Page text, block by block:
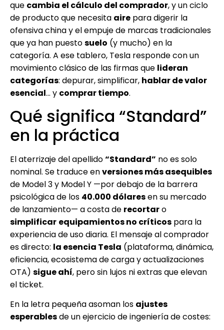
que cambia el cálculo del comprador, y un ciclo
de producto que necesita aire para digerir la
ofensiva china y el empuje de marcas tradicionales
que ya han puestosuelo (y mucho) en la
categoría. A ese tablero, Tesla responde con un
movimiento clásico de las firmas que lideran
categorías: depurar, simplificar, hablar de valor
esencial… y comprar tiempo.
Qué significa “Standard”
en la práctica
El aterrizaje del apellido“Standard” no es solo
nominal. Se traduce enversiones más asequibles
de Model 3 y Model Y —por debajo de la barrera
psicológica de los 40.000 dólaresen su mercado
de lanzamiento— a costa de recortaro
simplificar equipamientos no críticos para la
experiencia de uso diaria. El mensaje al comprador
es directo: la esencia Tesla (plataforma, dinámica,
eficiencia, ecosistema de carga y actualizaciones
OTA) sigue ahí, pero sin lujos ni extras que elevan
el ticket.
En la letra pequeña asoman los ajustes
esperablesde un ejercicio de ingeniería de costes: